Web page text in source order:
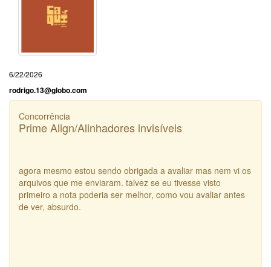
6/22/2026
rodrigo.13@globo.com
Concorrência
Prime Align/Alinhadores invisíveis
agora mesmo estou sendo obrigada a avaliar mas nem vi os
arquivos que me enviaram. talvez se eu tivesse visto
primeiro a nota poderia ser melhor, como vou avaliar antes
de ver, absurdo.